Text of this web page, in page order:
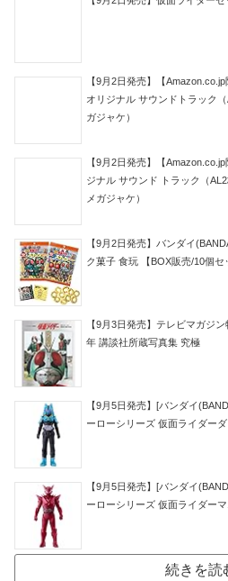
【9月2日発売】【
オリジナル サウンドトラック
ガジャケ）
【9月2日発売】【
ジナル サウンド トラック（
メガジャケ）
【9月2日発売】バンダイ
ク菓子 食玩 【BOX販売/10個セ
【9月3日発売】テレビマガジ
年 講談社所蔵写真集 究極
【9月5日発売】[バンダイ
ーローシリーズ 仮面ライダー
【9月5日発売】[バンダイ
ーローシリーズ 仮面ライダー
続きを読